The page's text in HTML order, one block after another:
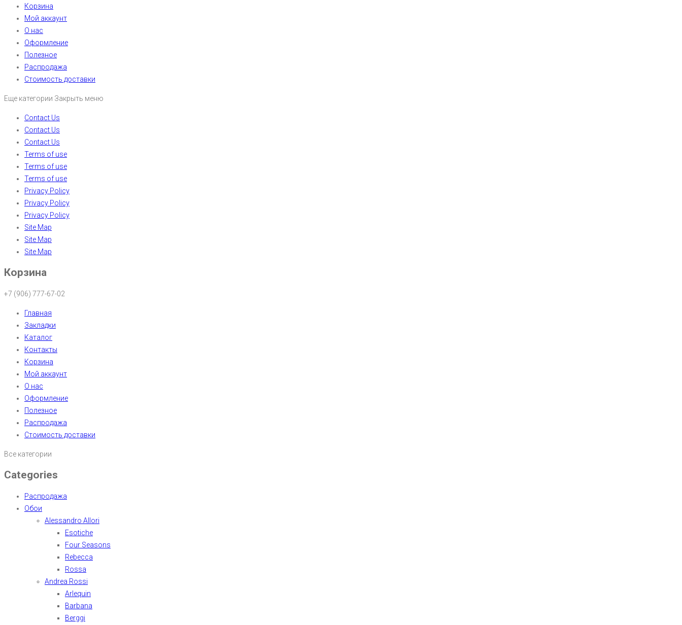
Корзина
Мой аккаунт
О нас
Оформление
Полезное
Распродажа
Стоимость доставки
Еще категории Закрыть меню
Contact Us
Contact Us
Contact Us
Terms of use
Terms of use
Terms of use
Privacy Policy
Privacy Policy
Privacy Policy
Site Map
Site Map
Site Map
Корзина
+7 (906) 777-67-02
Главная
Закладки
Каталог
Контакты
Корзина
Мой аккаунт
О нас
Оформление
Полезное
Распродажа
Стоимость доставки
Все категории
Categories
Распродажа
Обои
Alessandro Allori
Esotiche
Four Seasons
Rebecca
Rossa
Andrea Rossi
Arlequin
Barbana
Berggi